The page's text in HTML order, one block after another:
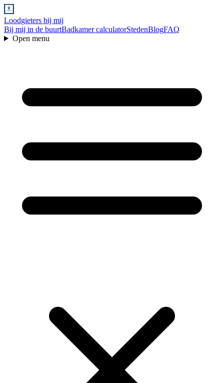
Loodgieters bij mij
Bij mij in de buurtBadkamer calculatorStedenBlogFAQ
Open menu